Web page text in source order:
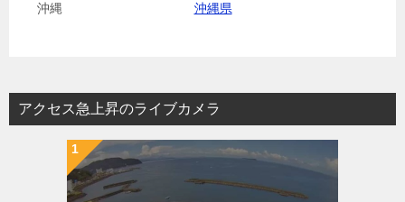
沖縄 沖縄県
アクセス急上昇のライブカメラ